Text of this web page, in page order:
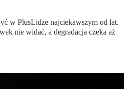
w PlusLidze najciekawszym od lat.
nie widać, a degradacja czeka aż